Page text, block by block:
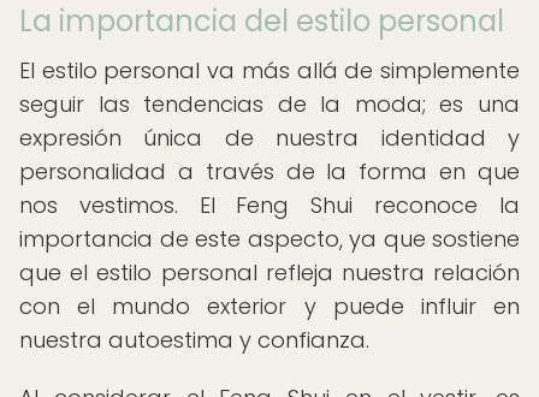
La importancia del estilo personal
El estilo personal va más allá de simplemente
seguir las tendencias de la moda; es una
expresión única de nuestra identidad y
personalidad a través de la forma en que
nos vestimos. El Feng Shui reconoce la
importancia de este aspecto, ya que sostiene
que el estilo personal refleja nuestra relación
con el mundo exterior y puede influir en
nuestra autoestima y confianza.